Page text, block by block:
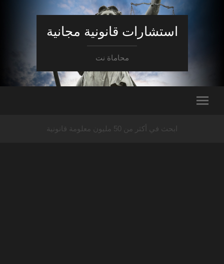
استشارات قانونية مجانية
محاماة نت
ابحث في أكثر من 50 مليون معلومة قانونية